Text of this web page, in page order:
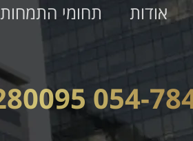
אודות תחומי התמחות
054-7843227